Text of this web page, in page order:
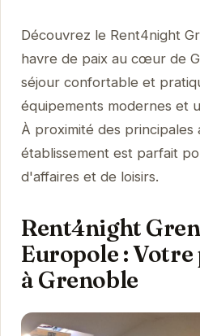
Découvrez le Rent4night
havre de paix au cœur de
séjour confortable et
équipements modernes et
À proximité des principales
établissement est parfait
d'affaires et de loisirs.
Rent4night
Europole :
à Grenoble